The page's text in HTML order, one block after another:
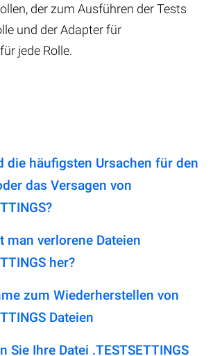
der zum Ausführen der Tests
und der Adapter für
jede Rolle.
die häufigsten Ursachen für den
das Versagen von
man verlorene Dateien
her?
zum Wiederherstellen von
Dateien
Sie Ihre Datei .TESTSETTINGS